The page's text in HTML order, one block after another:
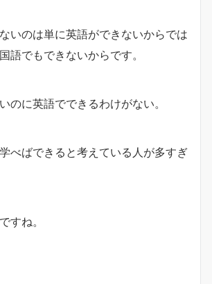
いのは単に英語ができないからでは
語でもできないからです。
のに英語でできるわけがない。
べばできると考えている人が多すぎ
すね。